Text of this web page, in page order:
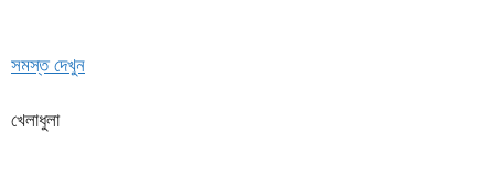
সমস্ত দেখুন
খেলাধুলা